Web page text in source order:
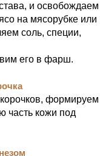
и освобождаем
на мясорубке или
соль, специи,
его в фарш.
формируем
часть кожи под